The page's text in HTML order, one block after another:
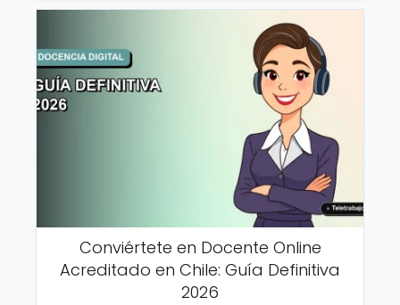
Conviértete en Docente Online
Acreditado en Chile: Guía Definitiva
2026